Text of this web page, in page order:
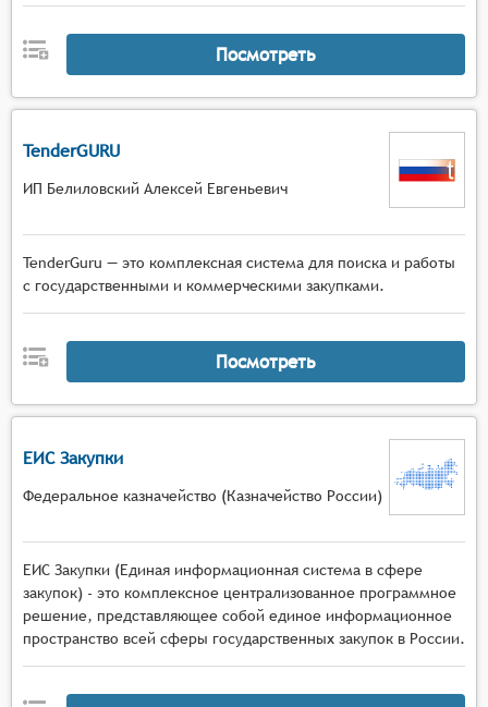
Посмотреть
TenderGURU
ИП Белиловский Алексей Евгеньевич
TenderGuru — это комплексная система для поиска и работы
с государственными и коммерческими закупками.
Посмотреть
ЕИС Закупки
Федеральное казначейство (Казначейство России)
ЕИС Закупки (Единая информационная система в сфере
закупок) - это комплексное централизованное программное
решение, представляющее собой единое информационное
пространство всей сферы государственных закупок в России.